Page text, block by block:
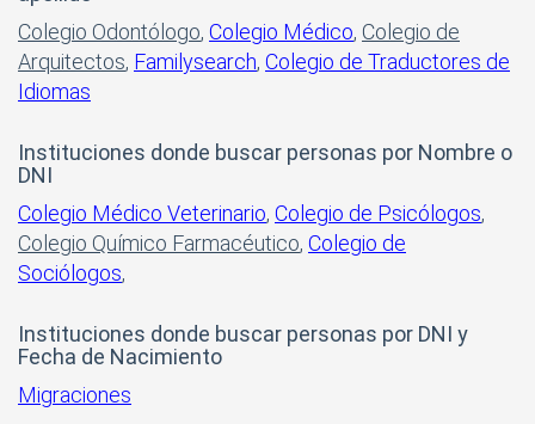
Colegio Odontólogo, Colegio Médico, Colegio de
Arquitectos, Familysearch, Colegio de Traductores de
Idiomas
Instituciones donde buscar personas por Nombre o
DNI
Colegio Médico Veterinario, Colegio de Psicólogos,
Colegio Químico Farmacéutico, Colegio de
Sociólogos,
Instituciones donde buscar personas por DNI y
Fecha de Nacimiento
Migraciones